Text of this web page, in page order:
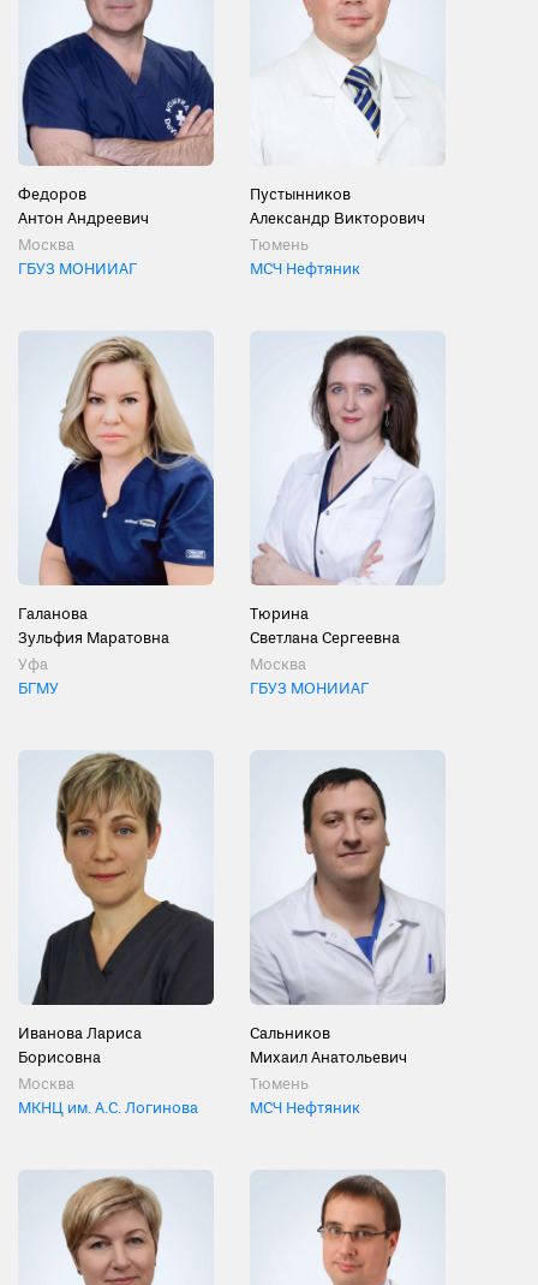
Федоров
Антон Андреевич
Москва
ГБУЗ МОНИИАГ
Пустынников
Александр Викторович
Тюмень
МСЧ Нефтяник
Галанова
Зульфия Маратовна
Уфа
БГМУ
Тюрина
Светлана Сергеевна
Москва
ГБУЗ МОНИИАГ
Иванова Лариса
Борисовна
Москва
МКНЦ им. А.С. Логинова
Сальников
Михаил Анатольевич
Тюмень
МСЧ Нефтяник